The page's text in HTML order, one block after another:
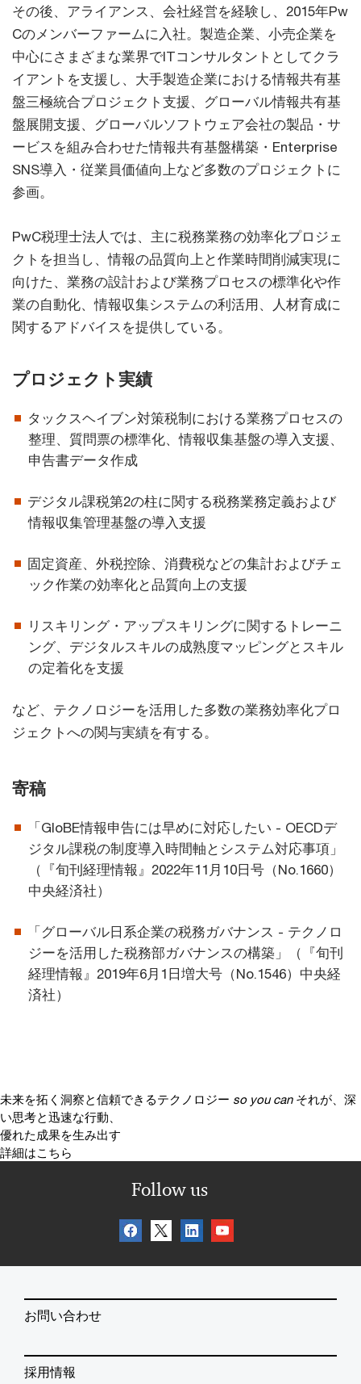
その後、アライアンス、会社経営を経験し、2015年Pw
Cのメンバーファームに入社。製造企業、小売企業を
中心にさまざまな業界でITコンサルタントとしてクラ
イアントを支援し、大手製造企業における情報共有基
盤三極統合プロジェクト支援、グローバル情報共有基
盤展開支援、グローバルソフトウェア会社の製品・サ
ービスを組み合わせた情報共有基盤構築・Enterprise
SNS導入・従業員価値向上など多数のプロジェクトに
参画。
PwC税理士法人では、主に税務業務の効率化プロジェ
クトを担当し、情報の品質向上と作業時間削減実現に
向けた、業務の設計および業務プロセスの標準化や作
業の自動化、情報収集システムの利活用、人材育成に
関するアドバイスを提供している。
プロジェクト実績
タックスヘイブン対策税制における業務プロセスの
整理、質問票の標準化、情報収集基盤の導入支援、
申告書データ作成
デジタル課税第2の柱に関する税務業務定義および
情報収集管理基盤の導入支援
固定資産、外税控除、消費税などの集計およびチェ
ック作業の効率化と品質向上の支援
リスキリング・アップスキリングに関するトレーニ
ング、デジタルスキルの成熟度マッピングとスキル
の定着化を支援
など、テクノロジーを活用した多数の業務効率化プロ
ジェクトへの関与実績を有する。
寄稿
「GloBE情報申告には早めに対応したい - OECDデ
ジタル課税の制度導入時間軸とシステム対応事項」
（『旬刊経理情報』2022年11月10日号（No.1660）
中央経済社）
「グローバル日系企業の税務ガバナンス - テクノロ
ジーを活用した税務部ガバナンスの構築」（『旬刊
経理情報』2019年6月1日増大号（No.1546）中央経
済社）
未来を拓く洞察と信頼できるテクノロジー so you can それが、深
い思考と迅速な行動、
優れた成果を生み出す
詳細はこちら
Follow us
お問い合わせ
採用情報